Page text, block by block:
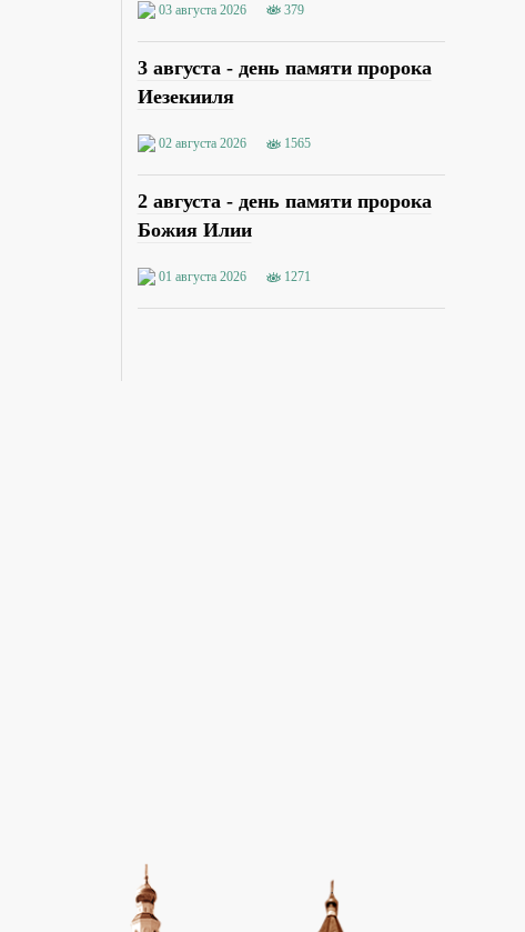
03 августа 2026 379
3 августа - день памяти пророка
Иезекииля
02 августа 2026 1565
2 августа - день памяти пророка
Божия Илии
01 августа 2026 1271